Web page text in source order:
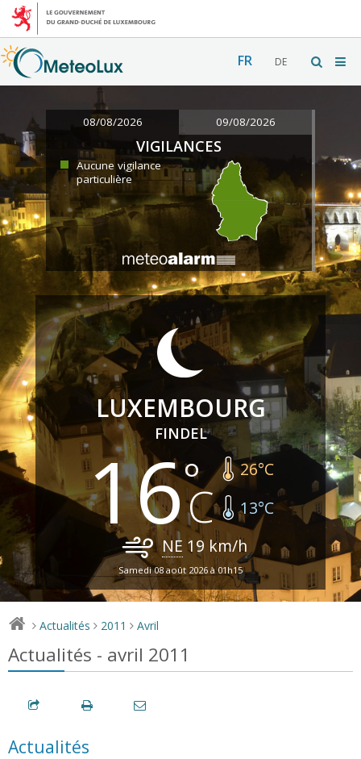
FR DE
08/08/2026 09/08/2026
VIGILANCES
Aucune vigilance
particulière
LUXEMBOURG
FINDEL
16 26°C
13°C
NE 19 km/h
Samedi 08 août 2026 à 01h15
> Actualités > 2011 > Avril
Actualités - avril 2011
Actualités